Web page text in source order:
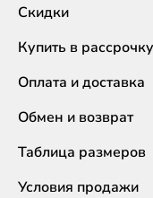
Скидки
Купить в рассрочку
Оплата и доставка
Обмен и возврат
Таблица размеров
Условия продажи